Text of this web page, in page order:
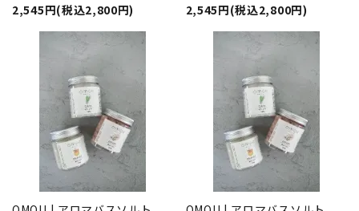
2,545円(税込2,800円)
2,545円(税込2,800円)